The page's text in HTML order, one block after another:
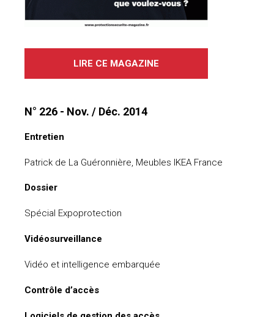
N° 226 - Nov. / Déc. 2014
Entretien
Patrick de La Guéronnière, Meubles IKEA France
Dossier
Spécial Expoprotection
Vidéosurveillance
Vidéo et intelligence embarquée
Contrôle d’accès
LIRE CE MAGAZINE